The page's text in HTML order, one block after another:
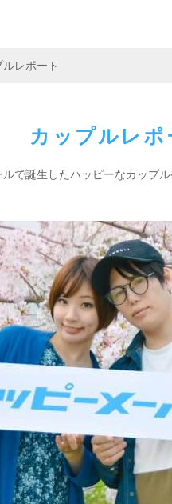
ルレポート
カップルレポ
で誕生したハッピーなカップル